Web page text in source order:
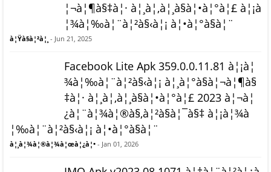
¦¬à¦¶à§‡à¦· à¦¸à¦‚à¦¸à§à¦•à¦°à¦£ à¦¡à
¦¾à¦‰à¦¨à¦²à§‹à¦¡ à¦•à¦°à§à¦¨
à¦Ÿà§à¦²à¦¸ - Jun 21, 2025
Facebook Lite Apk 359.0.0.11.81 à¦¡à¦
¾à¦‰à¦¨à¦²à§‹à¦¡ à¦¸à¦°à§à¦¬à¦¶à§
‡à¦· à¦¸à¦‚à¦¸à§à¦•à¦°à¦£ 2023 à¦¬à¦
¿à¦¨à¦¾à¦®à§‚à¦²à§à¦¯à§‡ à¦¡à¦¾à
¦‰à¦¨à¦²à§‹à¦¡ à¦•à¦°à§à¦¨
à¦¸à¦¾à¦®à¦¾à¦œà¦¿à¦• - Jan 01, 2026